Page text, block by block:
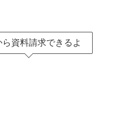
ら資料請求できるよ